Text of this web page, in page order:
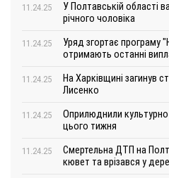
11.24.25
У Полтавській області
річного чоловіка
11.24.25
Уряд згортає програму
отримають останні
11.24.25
На Харківщині загинув
Лисенко
11.24.25
Оприлюднили
цього тижня
11.24.25
Смертельна ДТП на
кювет та врізався у